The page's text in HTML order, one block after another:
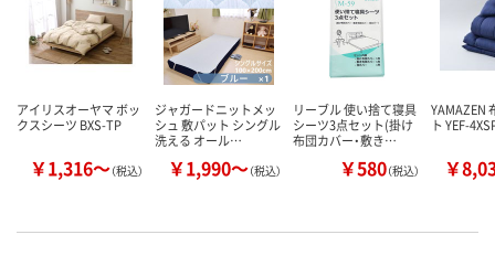
アイリスオーヤマ ボッ
クスシーツ BXS-TP
￥1,316～（税込）
ジャガードニットメッ
シュ 敷パット シングル
洗える オール…
￥1,990～（税込）
リーブル 使い捨て寝具
シーツ3点セット(掛け
布団カバー・敷き…
￥580（税込）
YAMAZEN
ト YEF-
￥